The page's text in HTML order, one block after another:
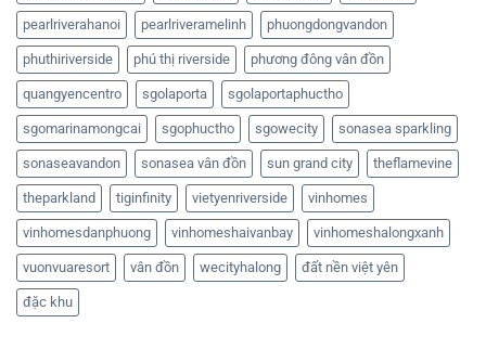
pearlriverahanoi pearlriveramelinh phuongdongvandon
phuthiriverside phú thị riverside phương đông vân đồn
quangyencentro sgolaporta sgolaportaphuctho
sgomarinamongcai sgophuctho sgowecity sonasea sparkling
sonaseavandon sonasea vân đồn sun grand city theflamevine
theparkland tiginfinity vietyenriverside vinhomes
vinhomesdanphuong vinhomeshaivanbay vinhomeshalongxanh
vuonvuaresort vân đồn wecityhalong đất nền việt yên
đặc khu